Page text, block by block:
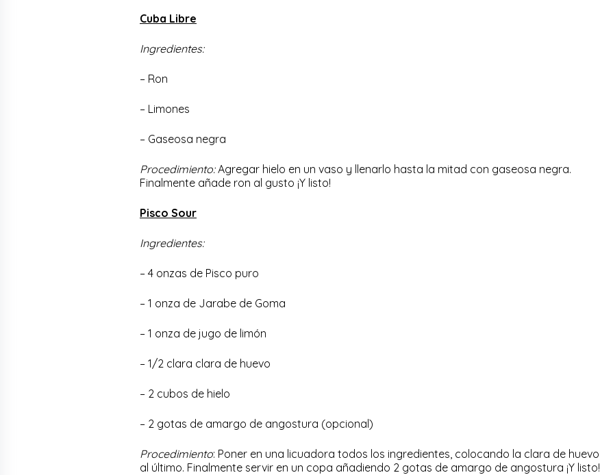
Cuba Libre
Ingredientes:
– Ron
– Limones
– Gaseosa negra
Procedimiento:Agregar hielo en un vaso y llenarlo hasta la mitad con gaseosa negra.
Finalmente añade ron al gusto ¡Y listo!
Pisco Sour
Ingredientes:
– 4 onzas de Pisco puro
– 1 onza de Jarabe de Goma
– 1 onza de jugo de limón
– 1/2 clara clara de huevo
– 2 cubos de hielo
– 2 gotas de amargo de angostura (opcional)
Procedimiento: Poner en una licuadora todos los ingredientes, colocando la clara de huevo
al último. Finalmente servir en un copa añadiendo 2 gotas de amargo de angostura ¡Y listo!